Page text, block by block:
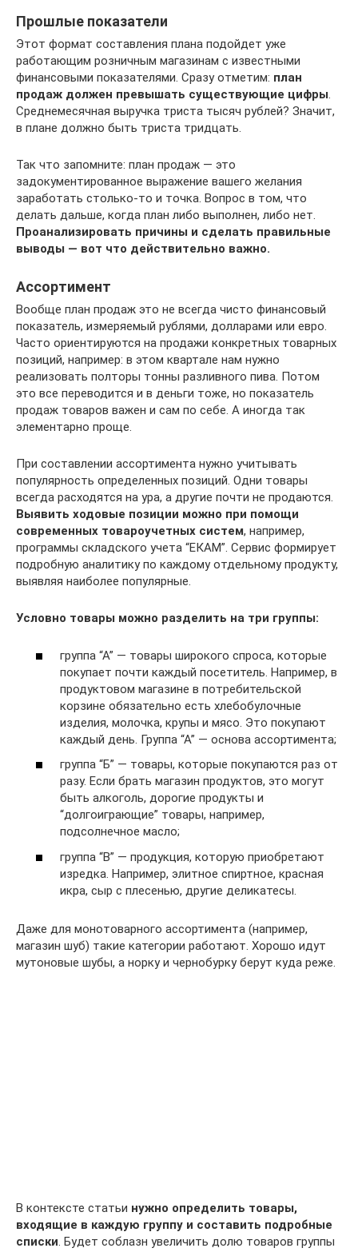
Прошлые показатели
Этот формат составления плана подойдет уже
работающим розничным магазинам с известными
финансовыми показателями. Сразу отметим: план
продаж должен превышать существующие цифры.
Среднемесячная выручка триста тысяч рублей? Значит,
в плане должно быть триста тридцать.
Так что запомните: план продаж — это
задокументированное выражение вашего желания
заработать столько-то и точка. Вопрос в том, что
делать дальше, когда план либо выполнен, либо нет.
Проанализировать причины и сделать правильные
выводы — вот что действительно важно.
Ассортимент
Вообще план продаж это не всегда чисто финансовый
показатель, измеряемый рублями, долларами или евро.
Часто ориентируются на продажи конкретных товарных
позиций, например: в этом квартале нам нужно
реализовать полторы тонны разливного пива. Потом
это все переводится и в деньги тоже, но показатель
продаж товаров важен и сам по себе. А иногда так
элементарно проще.
При составлении ассортимента нужно учитывать
популярность определенных позиций. Одни товары
всегда расходятся на ура, а другие почти не продаются.
Выявить ходовые позиции можно при помощи
современных товароучетных систем, например,
программы складского учета “ЕКАМ”. Сервис формирует
подробную аналитику по каждому отдельному продукту,
выявляя наиболее популярные.
Условно товары можно разделить на три группы:
группа “А” — товары широкого спроса, которые
покупает почти каждый посетитель. Например, в
продуктовом магазине в потребительской
корзине обязательно есть хлебобулочные
изделия, молочка, крупы и мясо. Это покупают
каждый день. Группа “А” — основа ассортимента;
группа “Б” — товары, которые покупаются раз от
разу. Если брать магазин продуктов, это могут
быть алкоголь, дорогие продукты и
“долгоиграющие” товары, например,
подсолнечное масло;
группа “В” — продукция, которую приобретают
изредка. Например, элитное спиртное, красная
икра, сыр с плесенью, другие деликатесы.
Даже для монотоварного ассортимента (например,
магазин шуб) такие категории работают. Хорошо идут
мутоновые шубы, а норку и чернобурку берут куда реже.
В контексте статьи нужно определить товары,
входящие в каждую группу и составить подробные
списки . Будет соблазн увеличить долю товаров группы